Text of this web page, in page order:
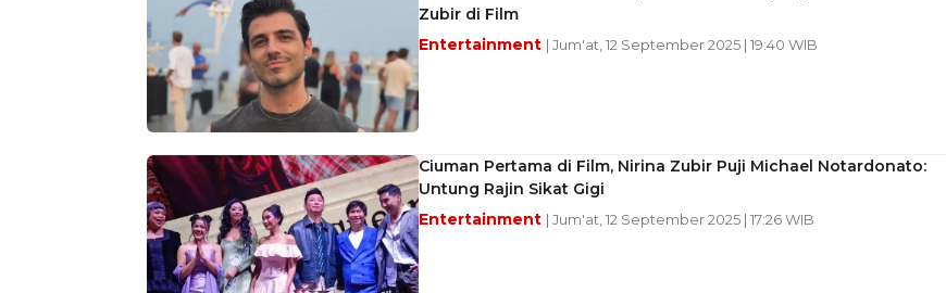
Zubir di Film
Entertainment | Jum'at, 12 September 2025 | 19:40 WIB
Ciuman Pertama di Film, Nirina Zubir Puji Michael Notardonato:
Untung Rajin Sikat Gigi
Entertainment | Jum'at, 12 September 2025 | 17:26 WIB